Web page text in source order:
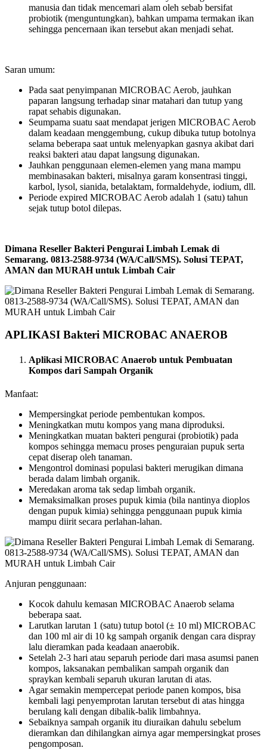
manusia dan tidak mencemari alam oleh sebab bersifat
probiotik (menguntungkan), bahkan umpama termakan ikan
sehingga pencernaan ikan tersebut akan menjadi sehat.
Saran umum:
Pada saat penyimpanan MICROBAC Aerob, jauhkan
paparan langsung terhadap sinar matahari dan tutup yang
rapat sehabis digunakan.
Seumpama suatu saat mendapat jerigen MICROBAC Aerob
dalam keadaan menggembung, cukup dibuka tutup botolnya
selama beberapa saat untuk melenyapkan gasnya akibat dari
reaksi bakteri atau dapat langsung digunakan.
Jauhkan penggunaan elemen-elemen yang mana mampu
membinasakan bakteri, misalnya garam konsentrasi tinggi,
karbol, lysol, sianida, betalaktam, formaldehyde, iodium, dll.
Periode expired MICROBAC Aerob adalah 1 (satu) tahun
sejak tutup botol dilepas.
Dimana Reseller Bakteri Pengurai Limbah Lemak di
Semarang. 0813-2588-9734 (WA/Call/SMS). Solusi TEPAT,
AMAN dan MURAH untuk Limbah Cair
APLIKASI Bakteri MICROBAC ANAEROB
Aplikasi MICROBAC Anaerob untuk Pembuatan
Kompos dari Sampah Organik
Manfaat:
Mempersingkat periode pembentukan kompos.
Meningkatkan mutu kompos yang mana diproduksi.
Meningkatkan muatan bakteri pengurai (probiotik) pada
kompos sehingga memacu proses penguraian pupuk serta
cepat diserap oleh tanaman.
Mengontrol dominasi populasi bakteri merugikan dimana
berada dalam limbah organik.
Meredakan aroma tak sedap limbah organik.
Memaksimalkan proses pupuk kimia (bila nantinya dioplos
dengan pupuk kimia) sehingga penggunaan pupuk kimia
mampu diirit secara perlahan-lahan.
Anjuran penggunaan:
Kocok dahulu kemasan MICROBAC Anaerob selama
beberapa saat.
Larutkan larutan 1 (satu) tutup botol (± 10 ml) MICROBAC
dan 100 ml air di 10 kg sampah organik dengan cara dispray
lalu dieramkan pada keadaan anaerobik.
Setelah 2-3 hari atau separuh periode dari masa asumsi panen
kompos, laksanakan pembalikan sampah organik dan
spraykan kembali separuh ukuran larutan di atas.
Agar semakin mempercepat periode panen kompos, bisa
kembali lagi penyemprotan larutan tersebut di atas hingga
berulang kali dengan dibalik-balik limbahnya.
Sebaiknya sampah organik itu diuraikan dahulu sebelum
dieramkan dan dihilangkan airnya agar mempersingkat proses
pengomposan.